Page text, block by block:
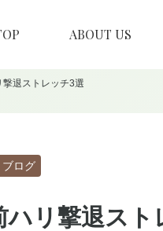
ABOUT US
退ストレッチ3選
ブログ
ハリ撃退スト